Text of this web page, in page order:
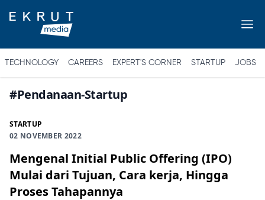
TECHNOLOGY CAREERS EXPERT'S CORNER STARTUP JOBS
#Pendanaan-Startup
STARTUP
02 NOVEMBER 2022
Mengenal Initial Public Offering (IPO)
Mulai dari Tujuan, Cara kerja, Hingga
Proses Tahapannya